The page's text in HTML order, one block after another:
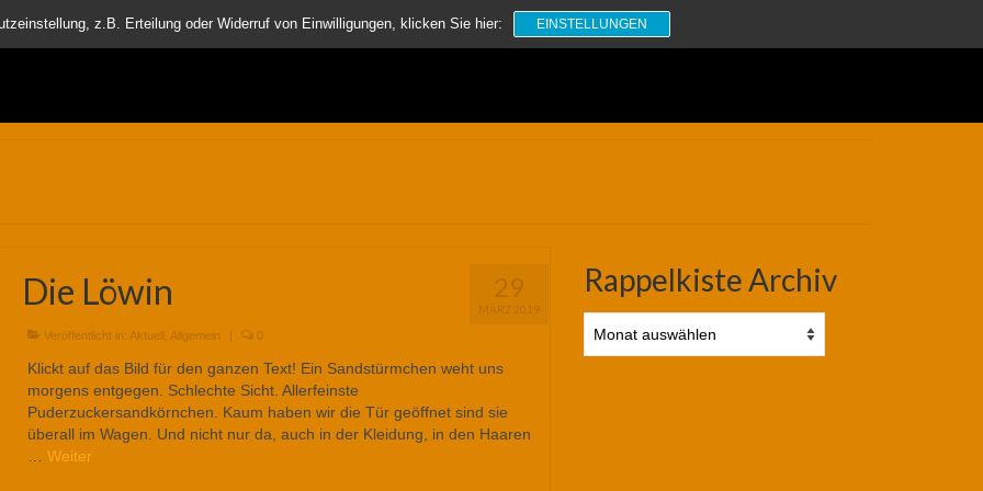
Suchen
nach:
29
MÄRZ 2019
Die Löwin
Veröffentlicht in: Aktuell, Allgemein | 0
Klickt auf das Bild für den ganzen Text! Ein Sandstürmchen weht uns
morgens entgegen. Schlechte Sicht. Allerfeinste
Puderzuckersandkörnchen. Kaum haben wir die Tür geöffnet sind sie
überall im Wagen. Und nicht nur da, auch in der Kleidung, in den Haaren
Weiter
Rappelkiste Archiv
Archiv
z.B. Erteilung oder Widerruf von Einwilligungen, klicken Sie hier: EINSTELLUNGEN